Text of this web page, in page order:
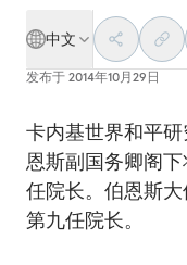
中文
发布于 2014年10月29日
卡内基世界和平研
恩斯副国务卿阁
任院长。伯恩斯
第九任院长。